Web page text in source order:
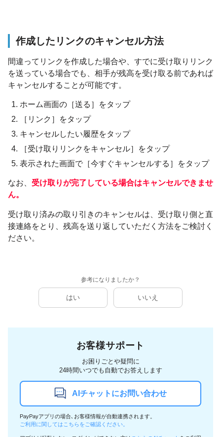
作成したリンクのキャンセル方法
間違ってリンクを作成した場合や、すでに受け取りリンク
を送っている場合でも、相手が残高を受け取る前であれば
キャンセルすることが可能です。
ホーム画面の［送る］をタップ
［リンク］をタップ
キャンセルしたい履歴をタップ
［受け取りリンクをキャンセル］をタップ
表示された画面で［今すぐキャンセルする］をタップ
なお、 受け取りが完了している場合はキャンセルできませ
ん。
受け取り済みの取り引きのキャンセルは、受け取り側と直
接連絡をとり、残高を送り返していただく方法をご検討く
ださい。
参考になりましたか？
はい いいえ
お客様サポート
お困りごとや疑問に
24時間いつでも自動でお答えします
AIチャットにお問い合わせ
PayPayアプリの場合､お客様情報が自動連携されます。
ご利用に関してはこちらをご確認ください。